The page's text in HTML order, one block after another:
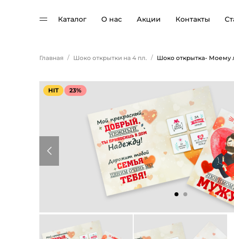
Каталог О нас Акции Контакты
Главная / Шоко открытки на 4 пл. / Шоко открытка-
HIT 23%